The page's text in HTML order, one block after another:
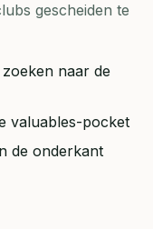
gescheiden te
naar de
valuables-pocket
de onderkant